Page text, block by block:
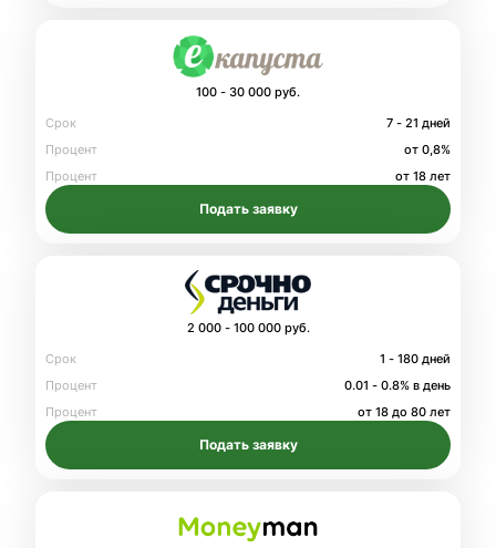
100 - 30 000 руб.
Срок
7 - 21 дней
Процент
от 0,8%
Процент
от 18 лет
Подать заявку
2 000 - 100 000 руб.
Срок
1 - 180 дней
Процент
0.01 - 0.8% в день
Процент
от 18 до 80 лет
Подать заявку